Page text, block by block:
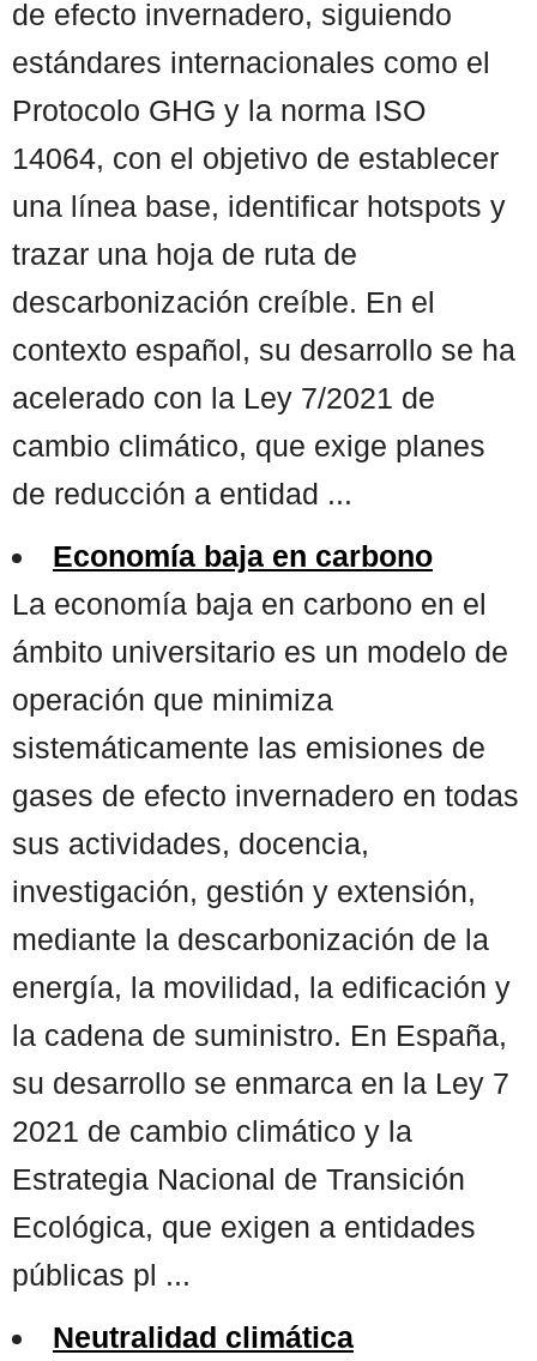
de efecto invernadero, siguiendo
estándares internacionales como el
Protocolo GHG y la norma ISO
14064, con el objetivo de establecer
una línea base, identificar hotspots y
trazar una hoja de ruta de
descarbonización creíble. En el
contexto español, su desarrollo se ha
acelerado con la Ley 7/2021 de
cambio climático, que exige planes
de reducción a entidad ...
Economía baja en carbono
La economía baja en carbono en el
ámbito universitario es un modelo de
operación que minimiza
sistemáticamente las emisiones de
gases de efecto invernadero en todas
sus actividades, docencia,
investigación, gestión y extensión,
mediante la descarbonización de la
energía, la movilidad, la edificación y
la cadena de suministro. En España,
su desarrollo se enmarca en la Ley 7
2021 de cambio climático y la
Estrategia Nacional de Transición
Ecológica, que exigen a entidades
públicas pl ...
Neutralidad climática